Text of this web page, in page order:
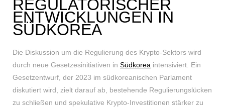
REGULATORISCHER
ENTWICKLUNGEN IN
SÜDKOREA
Die Diskussion um die Regulierung des Krypto-Sektors wird
durch neue Gesetzesinitiativen in Südkorea intensiviert. Ein
Gesetzentwurf, der 2023 im südkoreanischen Parlament
diskutiert wird, zielt darauf ab, bestehende Regulierungslücken
zu schließen und spekulative Krypto-Investitionen stärker zu